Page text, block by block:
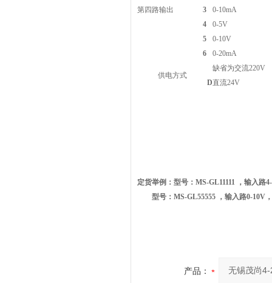
第四路输出
3
0-10mA
4
0-5V
5
0-10V
6
0-20mA
供电方式
缺省为交流220V
D直流24V
定货举例：型号：MS-GL11111 ，输入
型号：MS-GL55555 ，输入路0-10V
产品：